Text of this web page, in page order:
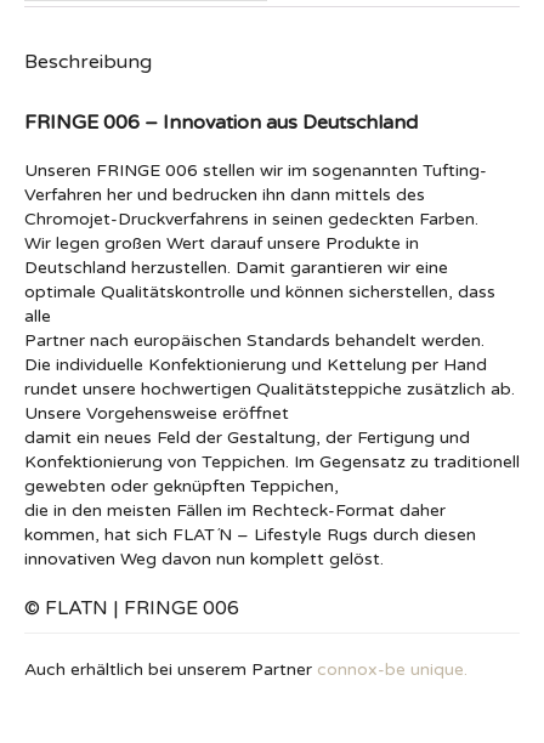
Beschreibung
FRINGE 006 – Innovation aus Deutschland
Unseren FRINGE 006 stellen wir im sogenannten Tufting-
Verfahren her und bedrucken ihn dann mittels des
Chromojet-Druckverfahrens in seinen gedeckten Farben.
Wir legen großen Wert darauf unsere Produkte in
Deutschland herzustellen. Damit garantieren wir eine
optimale Qualitätskontrolle und können sicherstellen, dass
alle
Partner nach europäischen Standards behandelt werden.
Die individuelle Konfektionierung und Kettelung per Hand
rundet unsere hochwertigen Qualitätsteppiche zusätzlich ab.
Unsere Vorgehensweise eröffnet
damit ein neues Feld der Gestaltung, der Fertigung und
Konfektionierung von Teppichen. Im Gegensatz zu traditionell
gewebten oder geknüpften Teppichen,
die in den meisten Fällen im Rechteck-Format daher
kommen, hat sich FLAT´N – Lifestyle Rugs durch diesen
innovativen Weg davon nun komplett gelöst.
© FLATN | FRINGE 006
Auch erhältlich bei unserem Partner connox-be unique.